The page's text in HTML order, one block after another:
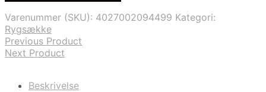
Varenummer (SKU): 4027002094499 Kategori:
Rygsække
Previous Product
Next Product
Beskrivelse